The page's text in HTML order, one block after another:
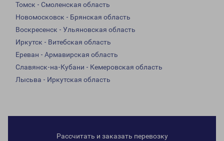
Томск - Смоленская область
Новомосковск - Брянская область
Воскресенск - Ульяновская область
Иркутск - Витебская область
Ереван - Армавирская область
Славянск-на-Кубани - Кемеровская область
Лысьва - Иркутская область
Рассчитать и заказать перевозку